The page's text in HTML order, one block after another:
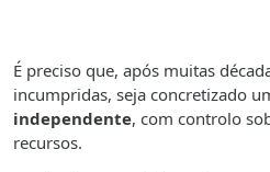
É preciso que, após muitas
incumpridas, seja concretizado
independente, com controlo
recursos.